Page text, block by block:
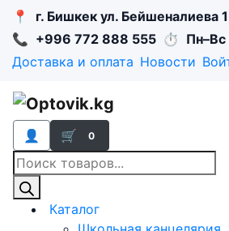
📍
г. Бишкек ул. Бейшеналиева
📞 +996 772 888 555 ⏱
Доставка и оплата Новости
👤 🛒 0
Поиск
товаров
Каталог